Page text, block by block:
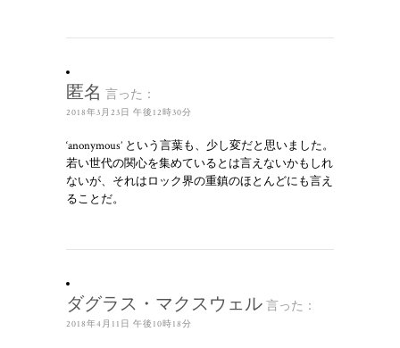
匿名 言った：
2018年3月23日 午後12時30分
‘anonymous’ という言葉も、少し変だと思いました。
若い世代の関心を集めているとは言えないかもしれ
ないが、それはロック界の重鎮のほとんどにも言え
ることだ。
ダグラス・マクスウェル 言った：
2018年4月11日 午後10時18分